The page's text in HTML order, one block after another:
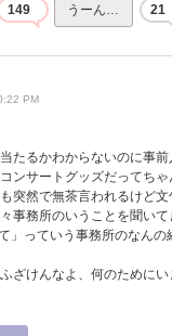
149 うーん… 21
PM
たるかわからないのに事前
ンサートグッズだってちゃ
突然で無茶言われるけど文
事務所のいうことを聞いて
」っていう事務所のなん
ざけんなよ、何のために